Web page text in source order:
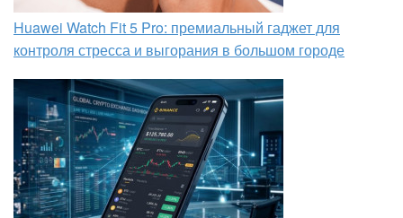
Huawei Watch Fit 5 Pro: премиальный гаджет для
контроля стресса и выгорания в большом городе